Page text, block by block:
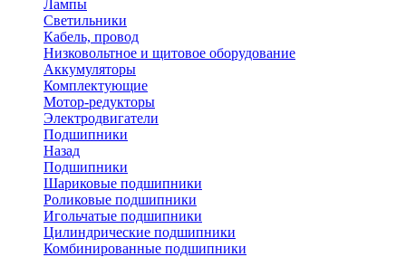
Лампы
Светильники
Кабель, провод
Низковольтное и щитовое оборудование
Аккумуляторы
Комплектующие
Мотор-редукторы
Электродвигатели
Подшипники
Назад
Подшипники
Шариковые подшипники
Роликовые подшипники
Игольчатые подшипники
Цилиндрические подшипники
Комбинированные подшипники